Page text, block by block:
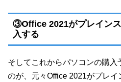
③Office 2021がプレイン
入する
そしてこれからパソコンの購
のが、元々Office 2021がプレ